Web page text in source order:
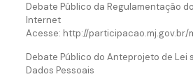
Debate Público da Regulamentação
Internet
Acesse: http://participacao.mj.gov.br/
Debate Público do Anteprojeto de Lei
Dados Pessoais